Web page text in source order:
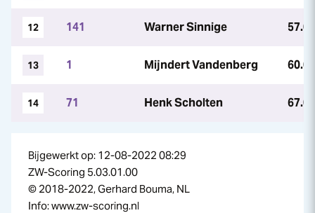
12 141 Warner Sinnige 57.0
13 1 Mijndert Vandenberg 60.0
14 71 Henk Scholten 67.0
Bijgewerkt op: 12-08-2022 08:29
ZW-Scoring 5.03.01.00
© 2018-2022, Gerhard Bouma, NL
Info: www.zw-scoring.nl